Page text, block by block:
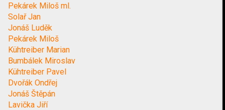
Pekárek Miloš ml.
Solař Jan
Jonáš Luděk
Pekárek Miloš
Kühtreiber Marian
Bumbálek Miroslav
Kühtreiber Pavel
Dvořák Ondřej
Jonáš Štěpán
Lavička Jiří